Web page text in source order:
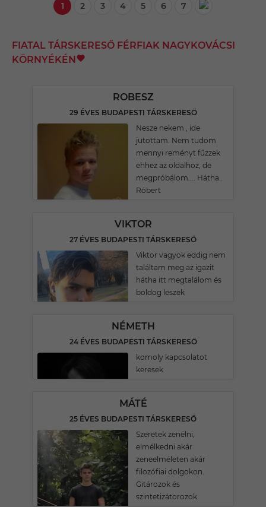
1 2 3 4 5 6 7
FIATAL TÁRSKERESŐ FÉRFIAK NAGYKOVÁCSI
KÖRNYÉKÉN
ROBESZ
29 ÉVES BUDAPESTI TÁRSKERESŐ
Nesze nekem , ide
jutottam. Nem tudom
mennyi reményt fűzzek
ehhez az oldalhoz, de
megpróbálom.... Hátha..
Róbert
VIKTOR
27 ÉVES BUDAPESTI TÁRSKERESŐ
Viktor vagyok eddig nem
találtam meg az igazit
hátha itt megtalálom és
boldog leszek
NÉMETH
24 ÉVES BUDAPESTI TÁRSKERESŐ
komoly kapcsolatot
keresek
MÁTÉ
25 ÉVES BUDAPESTI TÁRSKERESŐ
Szeretek zenélni,
elmélkedni akár
zeneelméleten akár
filozófiai dolgokon.
Gitározok és
szintetizátorozok